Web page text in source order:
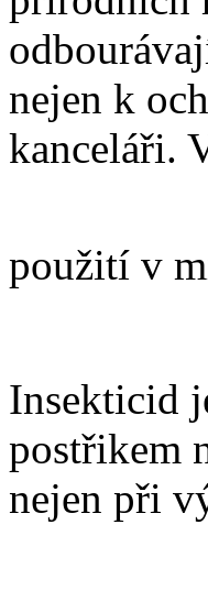
nejen k
kanceláři.
použití v
Insekticid
postřikem
nejen při